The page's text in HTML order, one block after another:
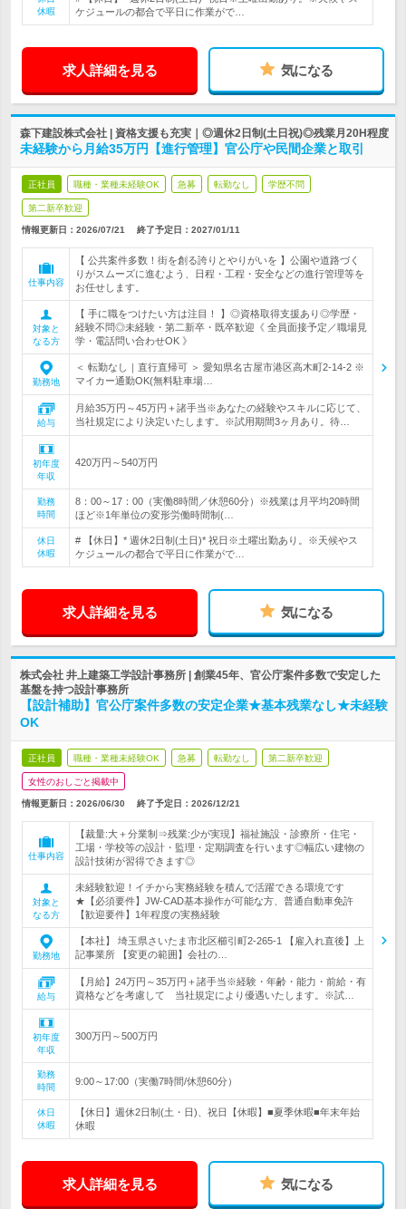
休暇
ケジュールの都合で平日に作業がで…
求人詳細を見る 気になる
森下建設株式会社 | 資格支援も充実｜◎週休2日制(土日祝)◎残業月20H程度
未経験から月給35万円【進行管理】官公庁や民間企業と取引
正社員 職種・業種未経験OK 急募 転勤なし 学歴不問
第二新卒歓迎
情報更新日：2026/07/21 終了予定日： 2027/01/11
仕事内容
【 公共案件多数！街を創る誇りとやりがいを 】公園や道路づく
りがスムーズに進むよう、日程・工程・安全などの進行管理等を
お任せします。
対象と
なる方
【 手に職をつけたい方は注目！ 】◎資格取得支援あり◎学歴・
経験不問◎未経験・第二新卒・既卒歓迎《 全員面接予定／職場見
学・電話問い合わせOK 》
勤務地
＜ 転勤なし｜直行直帰可 ＞ 愛知県名古屋市港区高木町2-14-2 ※
マイカー通勤OK(無料駐車場…
給与
月給35万円～45万円＋諸手当※あなたの経験やスキルに応じて、
当社規定により決定いたします。※試用期間3ヶ月あり。待…
初年度
年収
420万円～540万円
勤務
時間
8：00～17：00（実働8時間／休憩60分）※残業は月平均20時間
ほど※1年単位の変形労働時間制(…
休日
休暇
# 【休日】* 週休2日制(土日)* 祝日※土曜出勤あり。※天候やス
ケジュールの都合で平日に作業がで…
求人詳細を見る 気になる
株式会社 井上建築工学設計事務所 | 創業45年、官公庁案件多数で安定した
基盤を持つ設計事務所
【設計補助】官公庁案件多数の安定企業★基本残業なし★未経験
OK
正社員 職種・業種未経験OK 急募 転勤なし 第二新卒歓迎
女性のおしごと掲載中
情報更新日：2026/06/30 終了予定日： 2026/12/21
仕事内容
【裁量:大＋分業制⇒残業:少が実現】福祉施設・診療所・住宅・
工場・学校等の設計・監理・定期調査を行います◎幅広い建物の
設計技術が習得できます◎
対象と
なる方
未経験歓迎！イチから実務経験を積んで活躍できる環境です
★【必須要件】JW-CAD基本操作が可能な方、普通自動車免許
【歓迎要件】1年程度の実務経験
勤務地
【本社】 埼玉県さいたま市北区櫛引町2-265-1 【雇入れ直後】上
記事業所 【変更の範囲】会社の…
給与
【月給】24万円～35万円＋諸手当※経験・年齢・能力・前給・有
資格などを考慮して 当社規定により優遇いたします。※試…
初年度
年収
300万円～500万円
勤務
時間
9:00～17:00（実働7時間/休憩60分）
休日
休暇
【休日】週休2日制(土・日)、祝日【休暇】■夏季休暇■年末年始
休暇
求人詳細を見る 気になる